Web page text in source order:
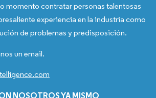
momento contratar personas talentosas
experiencia en la industria como
de problemas y predisposición.
un email.
NOSOTROS YA MISMO